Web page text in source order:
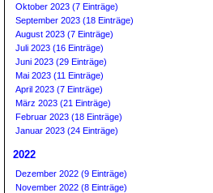
Oktober 2023 (7 Einträge)
September 2023 (18 Einträge)
August 2023 (7 Einträge)
Juli 2023 (16 Einträge)
Juni 2023 (29 Einträge)
Mai 2023 (11 Einträge)
April 2023 (7 Einträge)
März 2023 (21 Einträge)
Februar 2023 (18 Einträge)
Januar 2023 (24 Einträge)
2022
Dezember 2022 (9 Einträge)
November 2022 (8 Einträge)